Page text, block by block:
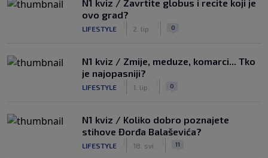
N1 kviz / Zavrtite globus i recite koji je
ovo grad?
LIFESTYLE 2. lip. 0
N1 kviz / Zmije, meduze, komarci... Tko
je najopasniji?
LIFESTYLE 1. lip. 0
N1 kviz / Koliko dobro poznajete
stihove Đorđa Balaševića?
LIFESTYLE 18. svi. 11